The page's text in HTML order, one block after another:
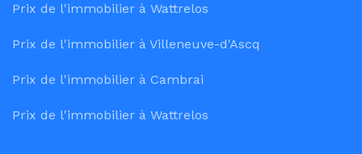
Prix de l'immobilier à Wattrelos
Prix de l'immobilier à Villeneuve-d'Ascq
Prix de l'immobilier à Cambrai
Prix de l'immobilier à Wattrelos